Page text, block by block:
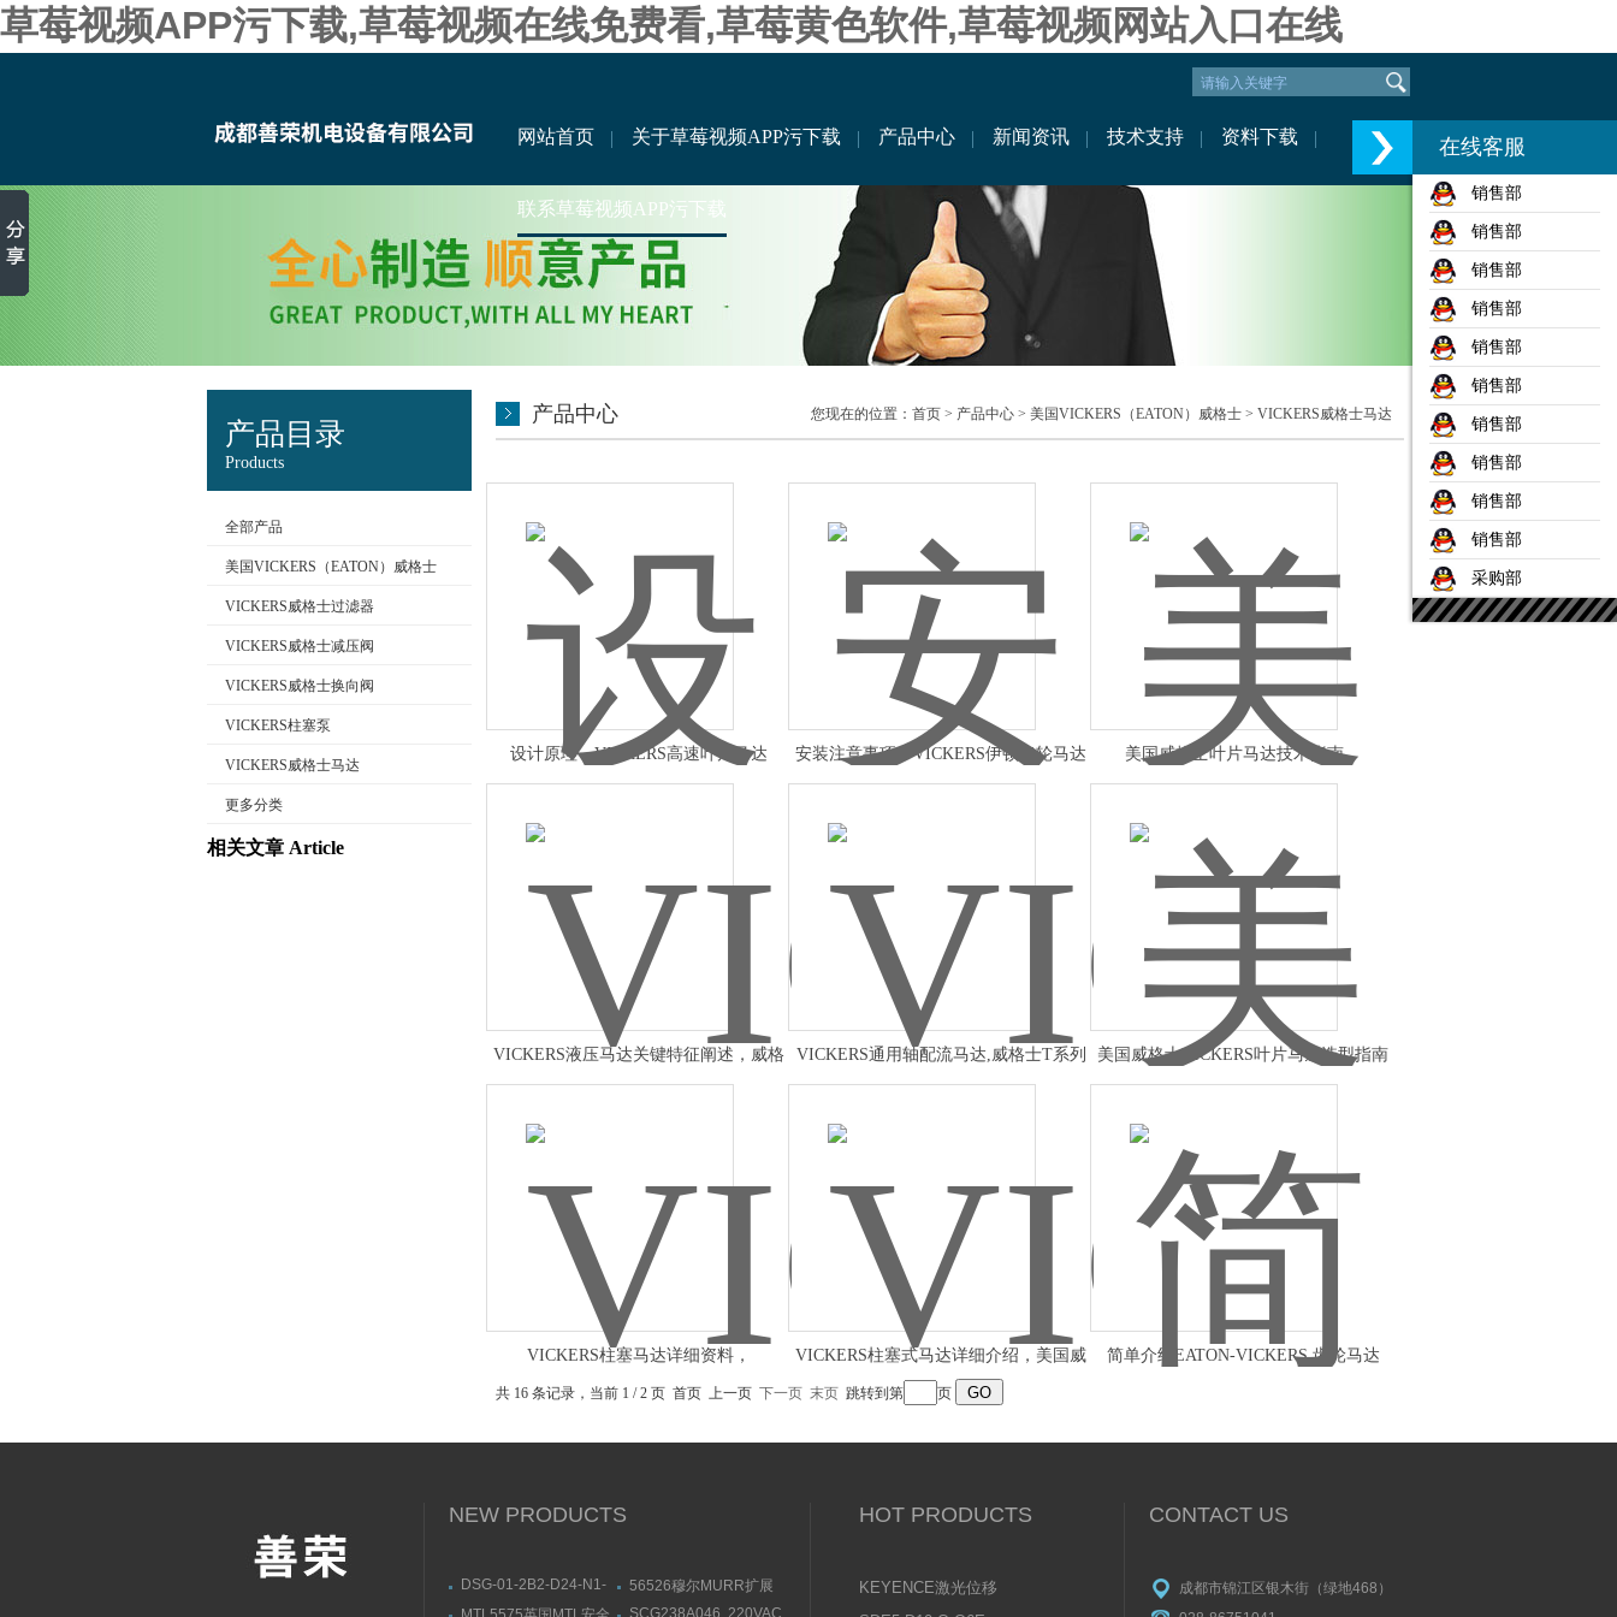
草莓视频APP污下载,草莓视频在线免费看,草莓黄色软件,草莓视频网站入口在线
网站首页 关于草莓视频APP污下载 产品中心 新闻资讯 技术支持 资料下载
联系草莓视频APP污下载
产品目录
Products
全部产品
美国VICKERS（EATON）威格士
VICKERS威格士过滤器
VICKERS威格士减压阀
VICKERS威格士换向阀
VICKERS柱塞泵
VICKERS威格士马达
更多分类
相关文章 Article
产品中心 您现在的位置： 首页 > 产品中心 > 美国VICKERS（EATON）威格士 > VICKERS威格士马达
设计原理，VICKERS高速叶片马达 安装注意事项，VICKERS伊顿齿轮马达
美国威格士叶片马达技术指南，
VICKERS液压马达关键特征阐述，威格
VICKERS通用轴配流马达,威格士T系列
美国威格士VICKERS叶片马达选型指南
VICKERS柱塞马达详细资料，
VICKERS柱塞式马达详细介绍，美国威
格士齿轮马达供应
简单介绍EATON-VICKERS 齿轮马达
共 16 条记录，当前 1 / 2 页 首页 上一页 下一页 末页 跳转到第 页
NEW PRODUCTS
DSG-01-2B2-D24-N1-
56526穆尔MURR扩展
模块安装连接尺寸
SCG238A046 220VAC
HOT PRODUCTS
KEYENCE激光位移
传感器使用说明书
CONTACT US
成都市锦江区银木街（绿地468）
在线客服
销售部
销售部
销售部
销售部
销售部
销售部
销售部
销售部
销售部
销售部
采购部